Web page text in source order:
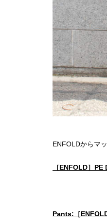
ENFOLDからマ
［ENFOLD］
Pants:［